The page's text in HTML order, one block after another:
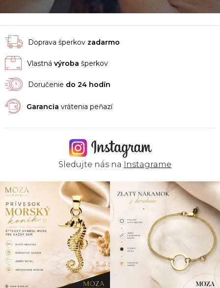
Doprava šperkov zadarmo
Vlastná výroba šperkov
Doručenie do 24 hodín
Garancia vrátenia peňazí
Sledujte nás na Instagrame